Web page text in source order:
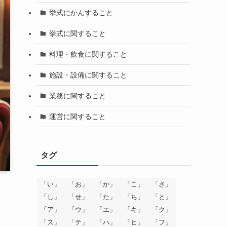
挙式にかんすること
挙式に関すること
料理・飲食に関すること
施設・設備に関すること
業務に関すること
運営に関すること
タグ
「い」 「お」 「か」 「こ」
「さ」
「し」
「せ」 「た」 「ち」
「と」
「ア」
「ウ」 「エ」 「キ」
「ク」
「ス」
「テ」 「ハ」 「ヒ」 「フ」